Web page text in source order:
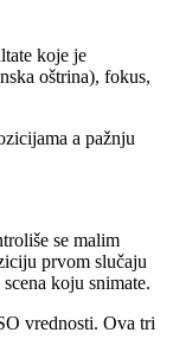
koje je
oštrina), fokus,
a pažnju
se malim
prvom slučaju
koju snimate.
vrednosti. Ova tri